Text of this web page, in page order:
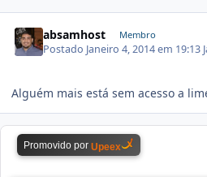
absamhost Membro
Postado Janeiro 4, 2014 em 19:13
Alguém mais está sem acesso a